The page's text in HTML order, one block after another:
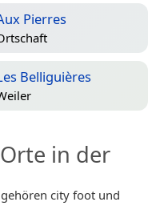
Pierres
Belliguières
in der
city foot und